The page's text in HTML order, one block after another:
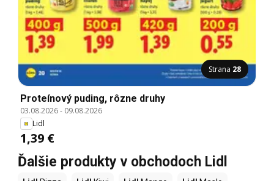
Strana 28
Proteínový puding, rôzne druhy
03.08.2026- 09.08.2026
Lidl
1,39 €
Ďalšie produkty v obchodoch Lidl